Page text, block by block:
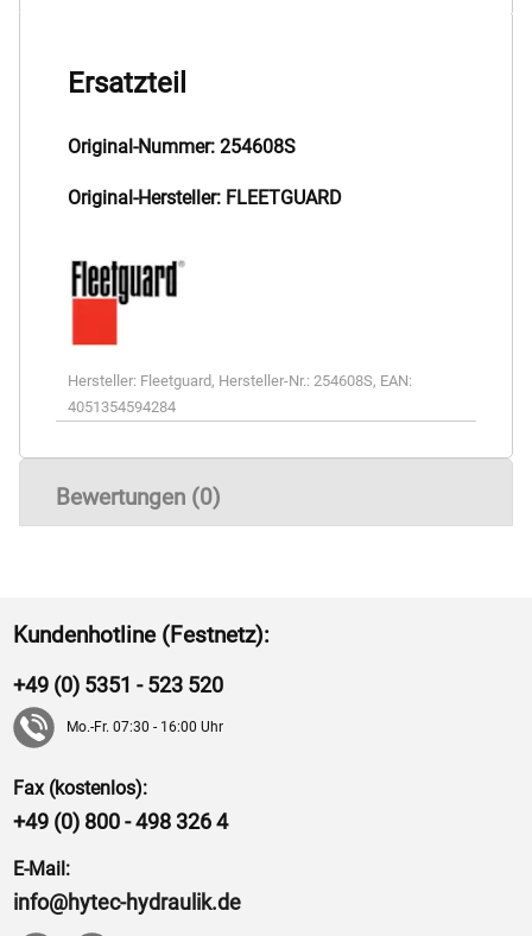
Ersatzteil
Original-Nummer: 254608S
Original-Hersteller: FLEETGUARD
Hersteller: Fleetguard , Hersteller-Nr.: 254608S, EAN:
4051354594284
Bewertungen (0)
Kundenhotline (Festnetz):
+49 (0) 5351 - 523 520
Mo.-Fr. 07:30 - 16:00 Uhr
Fax (kostenlos):
+49 (0) 800 - 498 326 4
E-Mail:
info@hytec-hydraulik.de